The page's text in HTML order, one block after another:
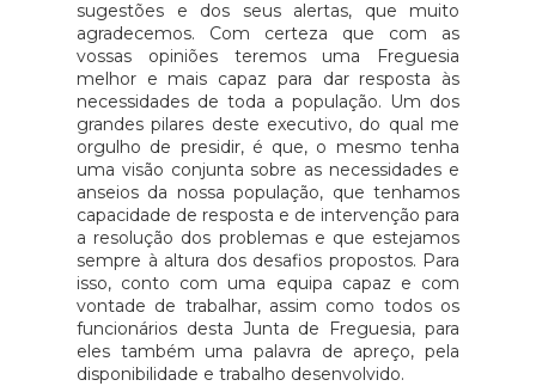
sugestões e dos seus alertas, que muito
agradecemos. Com certeza que com as
vossas opiniões teremos uma Freguesia
melhor e mais capaz para dar resposta às
necessidades de toda a população. Um dos
grandes pilares deste executivo, do qual me
orgulho de presidir, é que, o mesmo tenha
uma visão conjunta sobre as necessidades e
anseios da nossa população, que tenhamos
capacidade de resposta e de intervenção para
a resolução dos problemas e que estejamos
sempre à altura dos desafios propostos. Para
isso, conto com uma equipa capaz e com
vontade de trabalhar, assim como todos os
funcionários desta Junta de Freguesia, para
eles também uma palavra de apreço, pela
disponibilidade e trabalho desenvolvido.